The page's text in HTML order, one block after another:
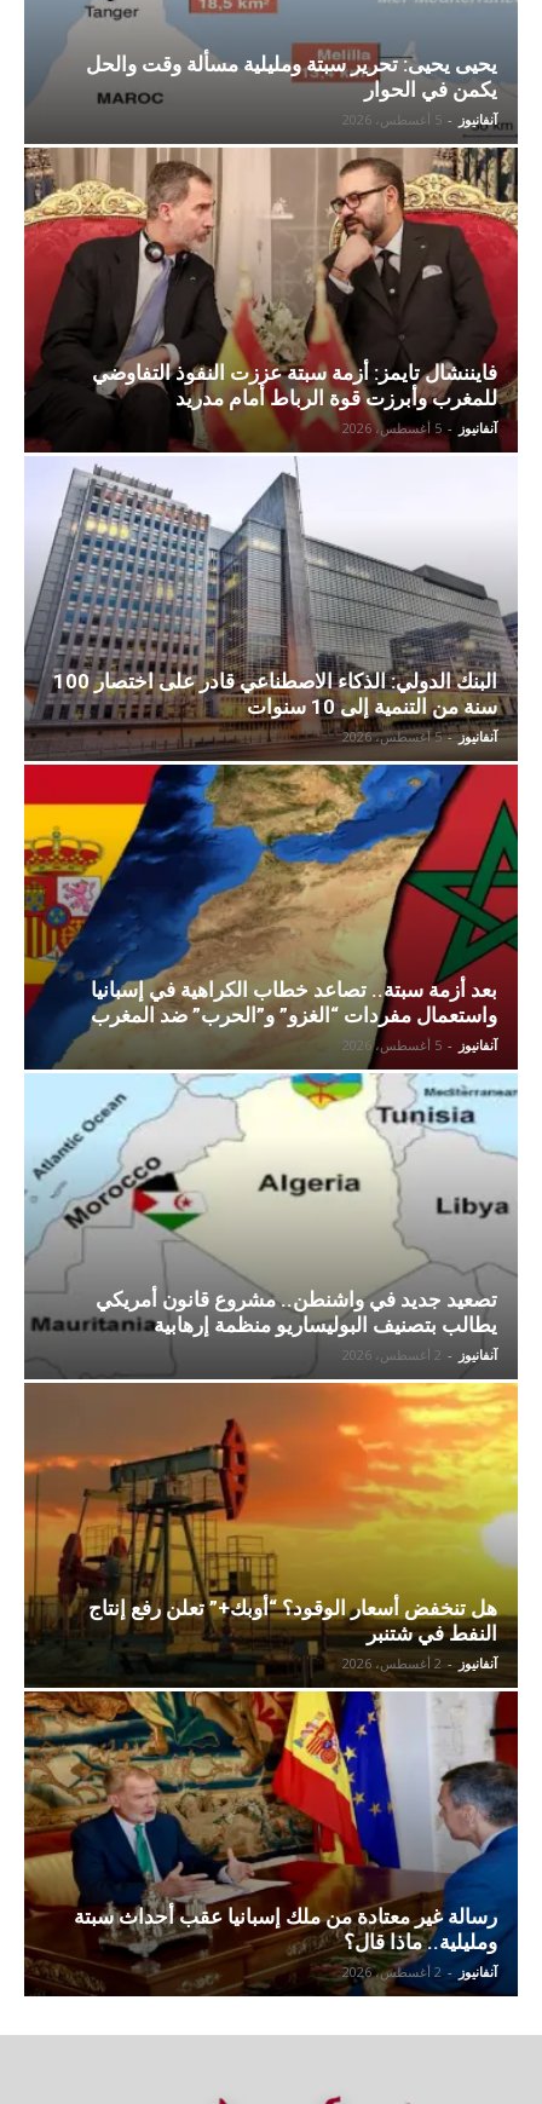
يحيى يحيى: تحرير سبتة ومليلية مسألة وقت والحل
يكمن في الحوار
آنفانيوز - 5 أغسطس، 2026
فايننشال تايمز: أزمة سبتة عززت النفوذ التفاوضي
للمغرب وأبرزت قوة الرباط أمام مدريد
آنفانيوز - 5 أغسطس، 2026
البنك الدولي: الذكاء الاصطناعي قادر على اختصار 100
سنة من التنمية إلى 10 سنوات
آنفانيوز - 5 أغسطس، 2026
بعد أزمة سبتة.. تصاعد خطاب الكراهية في إسبانيا
واستعمال مفردات “الغزو” و”الحرب” ضد المغرب
آنفانيوز - 5 أغسطس، 2026
تصعيد جديد في واشنطن.. مشروع قانون أمريكي
يطالب بتصنيف البوليساريو منظمة إرهابية
آنفانيوز - 2 أغسطس، 2026
هل تنخفض أسعار الوقود؟ “أوبك+” تعلن رفع إنتاج
النفط في شتنبر
آنفانيوز - 2 أغسطس، 2026
رسالة غير معتادة من ملك إسبانيا عقب أحداث سبتة
ومليلية.. ماذا قال؟
آنفانيوز - 2 أغسطس، 2026